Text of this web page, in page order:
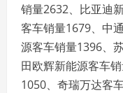
销量2632、比亚迪
客车销量1679、中
源客车销量1396、
田欧辉新能源客车
1050、奇瑞万达客